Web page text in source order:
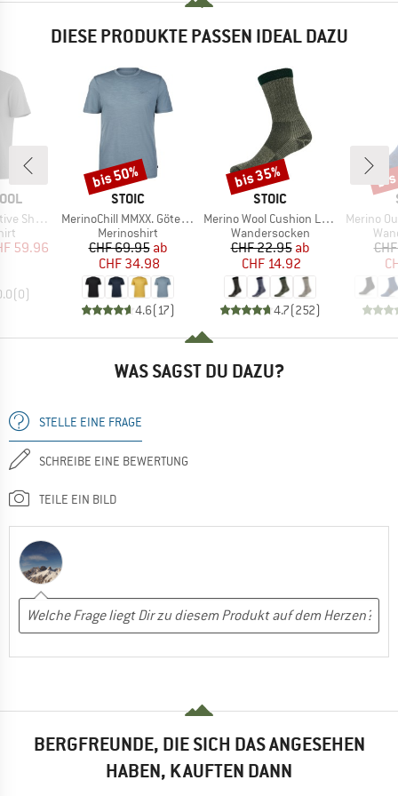
DIESE PRODUKTE PASSEN IDEAL DAZU
Sleeve
Preis
59.96
(0)
MARKE
STOIC
Artikel
MerinoChill MMXX. Göteborg Print Tee
Produktgruppe
Merinoshirt
Preis
CHF 69.95reduzierter Preis
ab
CHF 34.98
4.6(17)
Rabatt
bis 50%
MARKE
STOIC
Artikel
Merino Wool Cushion Light Socks
Produktgruppe
Wandersocken
Preis
CHF 22.95reduzierter Preis
ab
CHF 14.92
4.7(252)
Rabatt
bis 35%
Artikel
Merino
WAS SAGST DU DAZU?
STELLE EINE FRAGE
SCHREIBE EINE BEWERTUNG
TEILE EIN BILD
BERGFREUNDE, DIE SICH DAS ANGESEHEN
HABEN, KAUFTEN DANN